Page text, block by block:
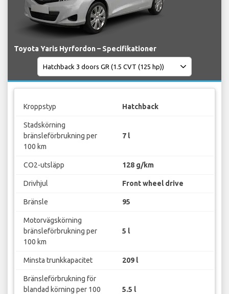
Toyota Yaris Hyrfordon – Specifikationer
Kroppstyp Hatchback
Stadskörning
bränsleförbrukning per
100 km
7 l
CO2-utsläpp 128 g/km
Drivhjul Front wheel drive
Bränsle 95
Motorvägskörning
bränsleförbrukning per
100 km
5 l
Minsta trunkkapacitet 209 l
Bränsleförbrukning för
blandad körning per 100
5.5 l